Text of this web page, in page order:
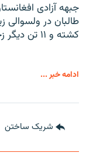
جبهه آزادی
طالبان در
کشته و ۱۱ تن دیگر زخمی شده‌اند.
ادامه خبر ...
شریک ساختن